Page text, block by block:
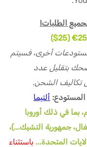
25€ (25$)
أخرى، فسيتم
بتقليل عدد
تكاليف الشحن.
المستودع: ألتيما
بما في ذلك أوروبا
جمهورية التشيك...)،
المتحدة... باستثناء